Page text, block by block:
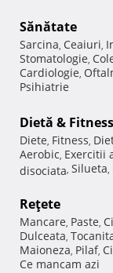
Sănătate
Sarcina, Ceaiuri,
Stomatologie,
Cardiologie,
Psihiatrie
Dietă & Fitness
Diete, Fitness,
Aerobic, Exercitii
disociata, Silueta,
Reţete
Mancare, Paste,
Dulceata,
Maioneza, Pilaf,
Ce mancam azi